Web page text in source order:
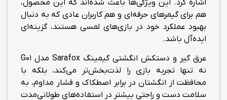
اشاره کرد. این ویژگی‌ها باعث شده‌اند که این محصول،
هم برای گیمرهای حرفه‌ای و هم کاربران عادی که به دنبال
بهبود عملکرد خود در بازی‌های لمسی هستند، گزینه‌ای
ایده‌آل باشد.
عرق گیر و دستکش انگشتی گیمینگ Sarafox مدل G01
نه تنها تجربه بازی را لذت‌بخش‌تر می‌کند، بلکه با
محافظت از انگشتان در برابر اصطکاک و فشار مداوم، به
سلامت دست و راحتی بیشتر در استفاده‌های طولانی‌مدت